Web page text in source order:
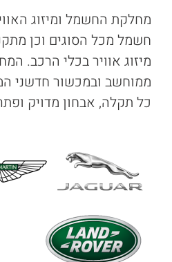
מחלקת החשמל ומיזוג
חשמל מכל הסוגים וכן
מיזוג אוויר בכלי הרכב.
ממוחשב ובמכשור חדשני
כל תקלה, אבחון מדויק